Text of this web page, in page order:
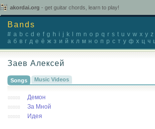
akordai.org - get guitar chords, learn to play!
Bands
# a b c d e f g h i j k m n o p q r s t u v w x y z
а б в г д е ё ж з и й к л м н о п р с т у ф х ц ч
Заев Алексей
Songs Music Videos
Демон
За Мной
Идея